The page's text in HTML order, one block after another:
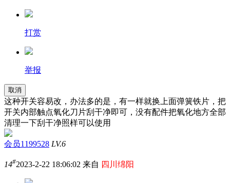
打赏
举报
取消
这种开关容易改，办法多的是，有一样就换上面弹簧铁片，把
开关内部触点氧化刀片刮干净即可，没有配件把氧化地方全部
清理一下刮干净照样可以使用
会员1199528 LV.6
14#2023-2-22 18:06:02 来自 四川绵阳